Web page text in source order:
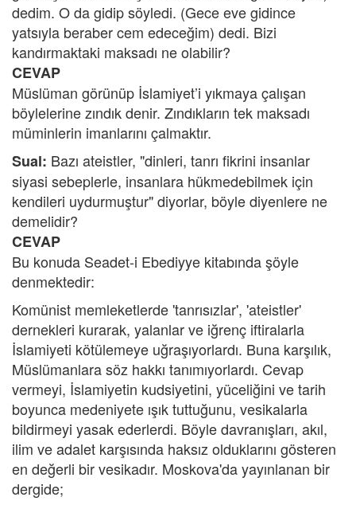
dedim. O da gidip söyledi. (Gece eve gidince
yatsıyla beraber cem edeceğim) dedi. Bizi
kandırmaktaki maksadı ne olabilir?
CEVAP
Müslüman görünüp İslamiyet’i yıkmaya çalışan
böylelerine zındık denir. Zındıkların tek maksadı
müminlerin imanlarını çalmaktır.
Sual: Bazı ateistler, "dinleri, tanrı fikrini insanlar
siyasi sebeplerle, insanlara hükmedebilmek için
kendileri uydurmuştur" diyorlar, böyle diyenlere ne
demelidir?
CEVAP
Bu konuda Seadet-i Ebediyye kitabında şöyle
denmektedir:
Komünist memleketlerde 'tanrısızlar', 'ateistler'
dernekleri kurarak, yalanlar ve iğrenç iftiralarla
İslamiyeti kötülemeye uğraşıyorlardı. Buna karşılık,
Müslümanlara söz hakkı tanımıyorlardı. Cevap
vermeyi, İslamiyetin kudsiyetini, yüceliğini ve tarih
boyunca medeniyete ışık tuttuğunu, vesikalarla
bildirmeyi yasak ederlerdi. Böyle davranışları, akıl,
ilim ve adalet karşısında haksız olduklarını gösteren
en değerli bir vesikadır. Moskova'da yayınlanan bir
dergide;